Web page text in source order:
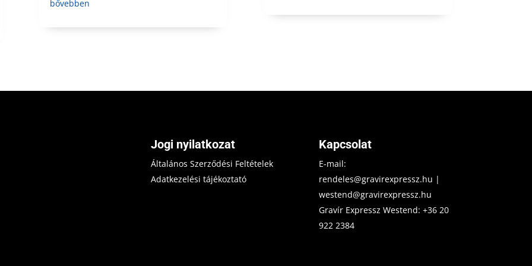
bővebben
Jogi nyilatkozat
Általános Szerződési Feltételek
Adatkezelési tájékoztató
Kapcsolat
E-mail:
rendeles@gravirexpressz.hu |
westend@gravirexpressz.hu
Gravír Expressz Westend:+36 20
922 2384